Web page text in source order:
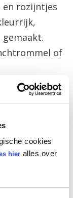
cookies
hier alles over
rozijntjes
of